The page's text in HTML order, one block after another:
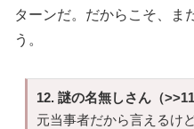
ターンだ。だからこそ、ま
う。
12. 謎の名無しさん（>>11
元当事者だから言えるけ